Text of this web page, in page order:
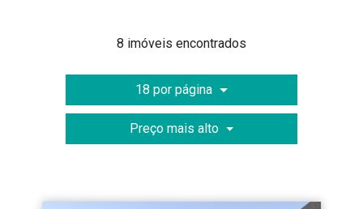
8 imóveis encontrados
18 por página
Preço mais alto